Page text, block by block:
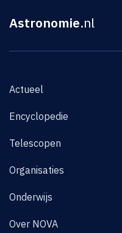
Astronomie.nl
Actueel
Encyclopedie
Telescopen
Organisaties
Onderwijs
Over NOVA